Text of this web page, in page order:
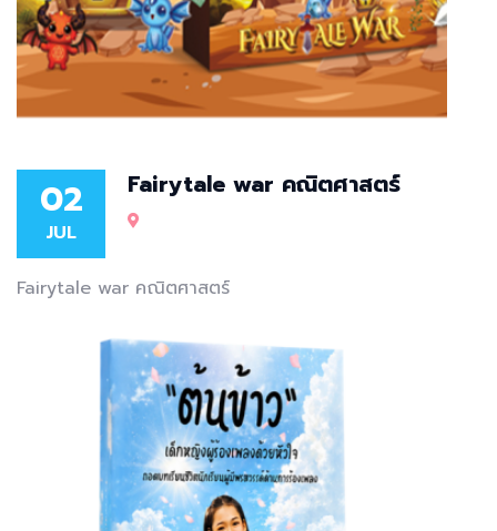
02
JUL
Fairytale war คณิตศาสตร์
Fairytale war คณิตศาสตร์